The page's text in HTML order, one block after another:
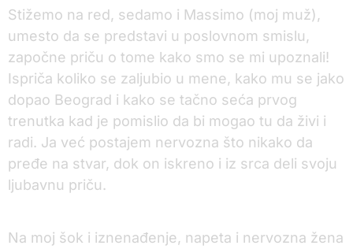
Stižemo na red, sedamo i Massimo (moj muž),
umesto da se predstavi u poslovnom smislu,
započne priču o tome kako smo se mi upoznali!
Ispriča koliko se zaljubio u mene, kako mu se jako
dopao Beograd i kako se tačno seća prvog
trenutka kad je pomislio da bi mogao tu da živi i
radi. Ja već postajem nervozna što nikako da
pređe na stvar, dok on iskreno i iz srca deli svoju
ljubavnu priču.
Na moj šok i iznenađenje, napeta i nervozna žena